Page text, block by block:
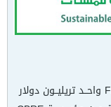
ـتبلغ قيمــة ســوق إدارة المرافــق العالميــة FM واحــد تريليــون دولار